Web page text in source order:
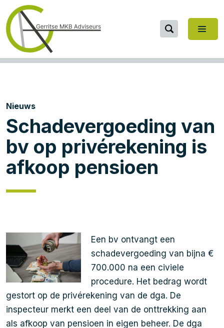
Nieuws
Schadevergoeding van
bv op privérekening is
afkoop pensioen
Een bv ontvangt een
schadevergoeding van bijna €
700.000 na een civiele
procedure. Het bedrag wordt
gestort op de privérekening van de dga. De
inspecteur merkt een deel van de onttrekking aan
als afkoop van pensioen in eigen beheer. De dga